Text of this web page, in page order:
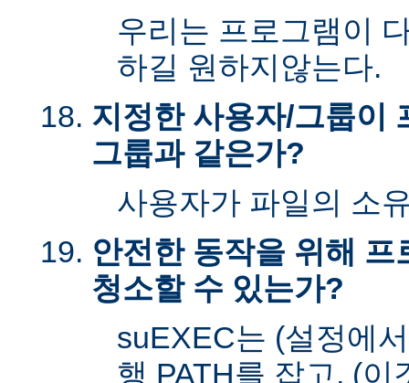
우리는 프로그램이
하길 원하지않는다.
지정한 사용자/그룹이
그룹과 같은가?
사용자가 파일의 소
안전한 동작을 위해
청소할 수 있는가?
suEXEC는 (설정에
행 PATH를 잡고, (